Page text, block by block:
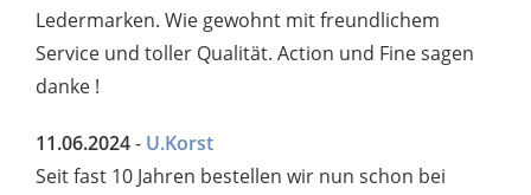
Ledermarken. Wie gewohnt mit freundlichem
Service und toller Qualität. Action und Fine sagen
danke !
11.06.2024- U.Korst
Seit fast 10 Jahren bestellen wir nun schon bei